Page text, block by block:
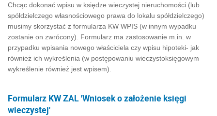
Chcąc dokonać wpisu w księdze wieczystej nieruchomości (lub
spółdzielczego własnościowego prawa do lokalu spółdzielczego)
musimy skorzystać z formularza KW WPIS (w innym wypadku
zostanie on zwrócony). Formularz ma zastosowanie m.in. w
przypadku wpisania nowego właściciela czy wpisu hipoteki- jak
również ich wykreślenia (w postępowaniu wieczystoksięgowym
wykreślenie również jest wpisem).
Formularz KW ZAL 'Wniosek o założenie księgi
wieczystej'